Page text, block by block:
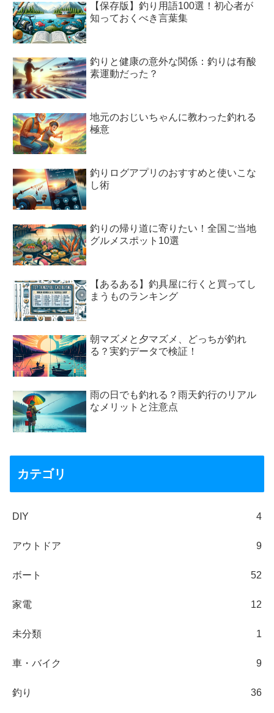
【保存版】釣り用語100選！初心者が
知っておくべき言葉集
釣りと健康の意外な関係：釣りは有酸
素運動だった？
地元のおじいちゃんに教わった釣れる
極意
釣りログアプリのおすすめと使いこな
し術
釣りの帰り道に寄りたい！全国ご当地
グルメスポット10選
【あるある】釣具屋に行くと買ってし
まうものランキング
朝マズメと夕マズメ、どっちが釣れ
る？実釣データで検証！
雨の日でも釣れる？雨天釣行のリアル
なメリットと注意点
カテゴリ
DIY 4
アウトドア 9
ボート 52
家電 12
未分類 1
車・バイク 9
釣り 36